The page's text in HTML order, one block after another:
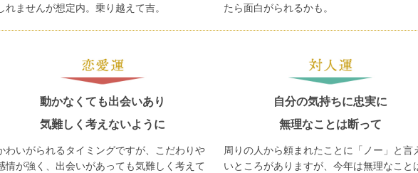
れませんが想定内。乗り越えて吉。
たら面白がられるかも。
動かなくても出会いあり
気難しく考えないように
わいがられるタイミングですが、こだわりや
情が強く、出会いがあっても気難しく考えて
自分の気持ちに忠実に
無理なことは断って
周りの人から頼まれたことに「ノー」と言
いところがありますが、今年は無理なこと